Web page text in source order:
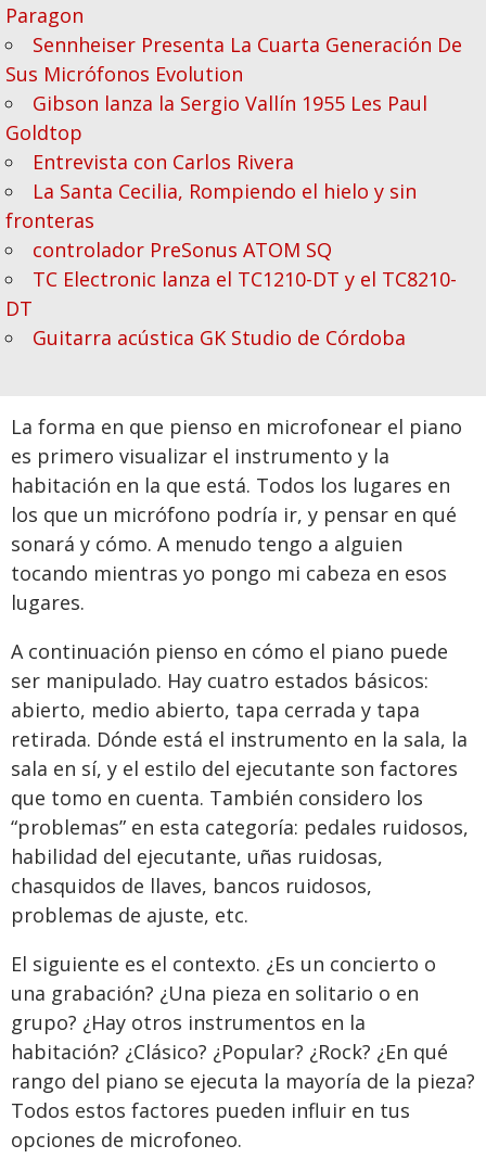
Paragon
Sennheiser Presenta La Cuarta Generación De
Sus Micrófonos Evolution
Gibson lanza la Sergio Vallín 1955 Les Paul
Goldtop
Entrevista con Carlos Rivera
La Santa Cecilia, Rompiendo el hielo y sin
fronteras
controlador PreSonus ATOM SQ
TC Electronic lanza el TC1210-DT y el TC8210-
DT
Guitarra acústica GK Studio de Córdoba
La forma en que pienso en microfonear el piano
es primero visualizar el instrumento y la
habitación en la que está. Todos los lugares en
los que un micrófono podría ir, y pensar en qué
sonará y cómo. A menudo tengo a alguien
tocando mientras yo pongo mi cabeza en esos
lugares.
A continuación pienso en cómo el piano puede
ser manipulado. Hay cuatro estados básicos:
abierto, medio abierto, tapa cerrada y tapa
retirada. Dónde está el instrumento en la sala, la
sala en sí, y el estilo del ejecutante son factores
que tomo en cuenta. También considero los
“problemas” en esta categoría: pedales ruidosos,
habilidad del ejecutante, uñas ruidosas,
chasquidos de llaves, bancos ruidosos,
problemas de ajuste, etc.
El siguiente es el contexto. ¿Es un concierto o
una grabación? ¿Una pieza en solitario o en
grupo? ¿Hay otros instrumentos en la
habitación? ¿Clásico? ¿Popular? ¿Rock? ¿En qué
rango del piano se ejecuta la mayoría de la pieza?
Todos estos factores pueden influir en tus
opciones de microfoneo.